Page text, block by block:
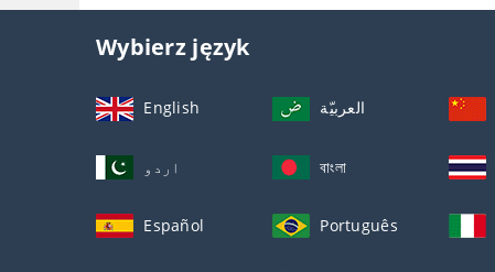
Wybierz język
English العربيّة
اردو বাংলা
Español Português